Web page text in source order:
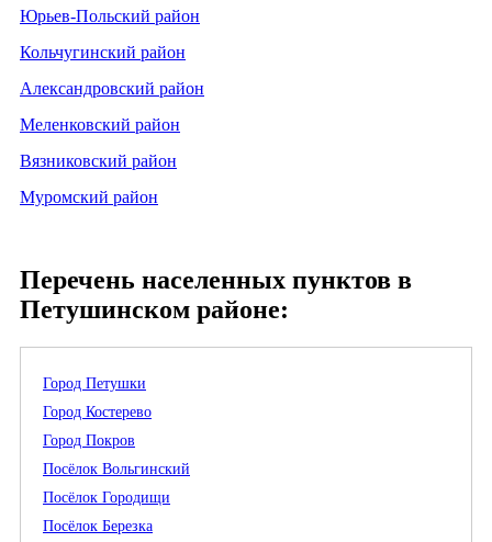
Юрьев-Польский район
Кольчугинский район
Александровский район
Меленковский район
Вязниковский район
Муромский район
Перечень населенных пунктов в
Петушинском районе:
Город Петушки
Город Костерево
Город Покров
Посёлок Вольгинский
Посёлок Городищи
Посёлок Березка